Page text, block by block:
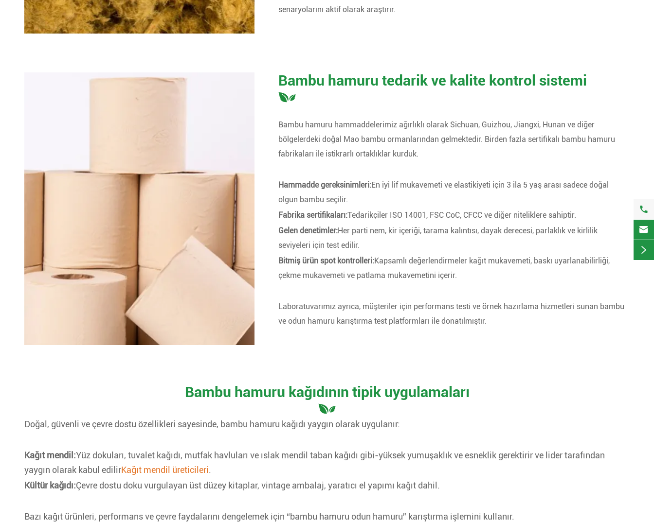
senaryolarını aktif olarak araştırır.
Bambu hamuru tedarik ve kalite kontrol sistemi
Bambu hamuru hammaddelerimiz ağırlıklı olarak Sichuan, Guizhou, Jiangxi, Hunan ve diğer
bölgelerdeki doğal Mao bambu ormanlarından gelmektedir. Birden fazla sertifikalı bambu hamuru
fabrikaları ile istikrarlı ortaklıklar kurduk.
Hammadde gereksinimleri:En iyi lif mukavemeti ve elastikiyeti için 3 ila 5 yaş arası sadece doğal
olgun bambu seçilir.
Fabrika sertifikaları:Tedarikçiler ISO 14001, FSC CoC, CFCC ve diğer niteliklere sahiptir.
Gelen denetimler:Her parti nem, kir içeriği, tarama kalıntısı, dayak derecesi, parlaklık ve kirlilik
seviyeleri için test edilir.
Bitmiş ürün spot kontrolleri:Kapsamlı değerlendirmeler kağıt mukavemeti, baskı uyarlanabilirliği,
çekme mukavemeti ve patlama mukavemetini içerir.
Laboratuvarımız ayrıca, müşteriler için performans testi ve örnek hazırlama hizmetleri sunan bambu
ve odun hamuru karıştırma test platformları ile donatılmıştır.
Bambu hamuru kağıdının tipik uygulamaları
Doğal, güvenli ve çevre dostu özellikleri sayesinde, bambu hamuru kağıdı yaygın olarak uygulanır:
Kağıt mendil:Yüz dokuları, tuvalet kağıdı, mutfak havluları ve ıslak mendil taban kağıdı gibi-yüksek yumuşaklık ve esneklik gerektirir ve lider tarafından
yaygın olarak kabul edilirKağıt mendil üreticileri.
Kültür kağıdı:Çevre dostu doku vurgulayan üst düzey kitaplar, vintage ambalaj, yaratıcı el yapımı kağıt dahil.
Bazı kağıt ürünleri, performans ve çevre faydalarını dengelemek için “bambu hamuru odun hamuru” karıştırma işlemini kullanır.


